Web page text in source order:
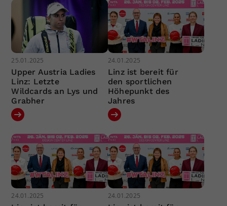
25.01.2025
Upper Austria Ladies
Linz: Letzte
Wildcards an Lys und
Grabher
24.01.2025
Linz ist bereit für
den sportlichen
Höhepunkt des
Jahres
24.01.2025 24.01.2025